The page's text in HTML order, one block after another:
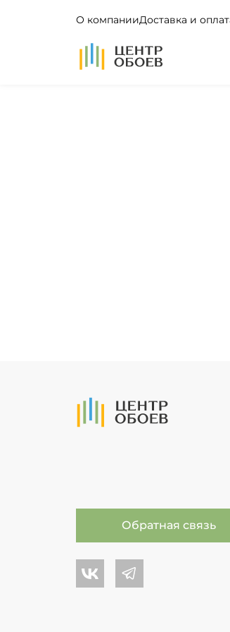
О компанииДоставка и
На Главную
На Главную
Обратная связь
Центр обоев во Вконтакте
Центр обоев в